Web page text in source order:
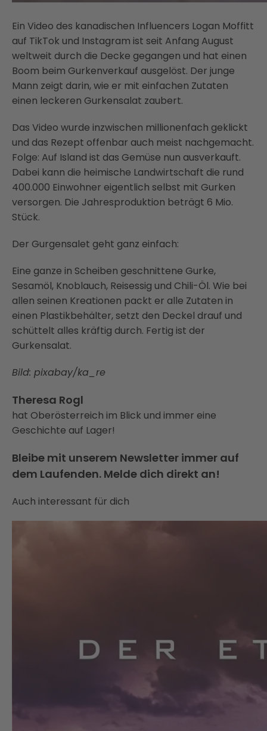
Ein Video des kanadischen Influencers Logan Moffitt
auf TikTok und Instagram ist seit Anfang August
weltweit durch die Decke gegangen und hat einen
Boom beim Gurkenverkauf ausgelöst. Der junge
Mann zeigt darin, wie er mit einfachen Zutaten
einen leckeren Gurkensalat zaubert.
Das Video wurde inzwischen millionenfach geklickt
und das Rezept offenbar auch meist nachgemacht.
Folge: Auf Island ist das Gemüse nun ausverkauft.
Dabei kann die heimische Landwirtschaft die rund
400.000 Einwohner eigentlich selbst mit Gurken
versorgen. Die Jahresproduktion beträgt 6 Mio.
Stück.
Der Gurgensalet geht ganz einfach:
Eine ganze in Scheiben geschnittene Gurke,
Sesamöl, Knoblauch, Reisessig und Chili-Öl. Wie bei
allen seinen Kreationen packt er alle Zutaten in
einen Plastikbehälter, setzt den Deckel drauf und
schüttelt alles kräftig durch. Fertig ist der
Gurkensalat.
Bild: pixabay/ka_re
Theresa Rogl
hat Oberösterreich im Blick und immer eine
Geschichte auf Lager!
Bleibe mit unserem Newsletter immer auf
dem Laufenden. Melde dich direkt an!
Auch interessant für dich